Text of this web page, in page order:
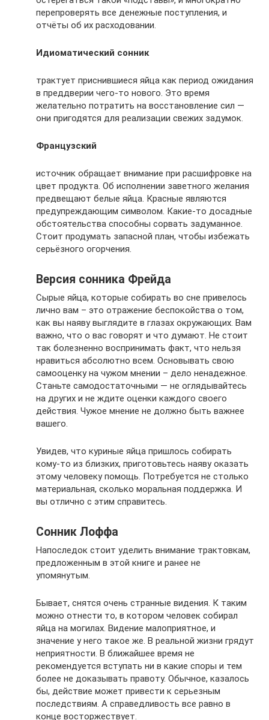
перепроверять все денежные поступления, и
отчёты об их расходовании.
Идиоматический сонник
трактует приснившиеся яйца как период ожидания
в преддверии чего-то нового. Это время
желательно потратить на восстановление сил —
они пригодятся для реализации свежих задумок.
Французский
источник обращает внимание при расшифровке на
цвет продукта. Об исполнении заветного желания
предвещают белые яйца. Красные являются
предупреждающим символом. Какие-то досадные
обстоятельства способны сорвать задуманное.
Стоит продумать запасной план, чтобы избежать
серьёзного огорчения.
Версия сонника Фрейда
Сырые яйца, которые собирать во сне привелось
лично вам – это отражение беспокойства о том,
как вы наяву выглядите в глазах окружающих. Вам
важно, что о вас говорят и что думают. Не стоит
так болезненно воспринимать факт, что нельзя
нравиться абсолютно всем. Основывать свою
самооценку на чужом мнении – дело ненадежное.
Станьте самодостаточными — не оглядывайтесь
на других и не ждите оценки каждого своего
действия. Чужое мнение не должно быть важнее
вашего.
Увидев, что куриные яйца пришлось собирать
кому-то из близких, приготовьтесь наяву оказать
этому человеку помощь. Потребуется не столько
материальная, сколько моральная поддержка. И
вы отлично с этим справитесь.
Сонник Лоффа
Напоследок стоит уделить внимание трактовкам,
предложенным в этой книге и ранее не
упомянутым.
Бывает, снятся очень странные видения. К таким
можно отнести то, в котором человек собирал
яйца на могилах. Видение малоприятное, и
значение у него такое же. В реальной жизни грядут
неприятности. В ближайшее время не
рекомендуется вступать ни в какие споры и тем
более не доказывать правоту. Обычное, казалось
бы, действие может привести к серьезным
последствиям. А справедливость все равно в
конце восторжествует.